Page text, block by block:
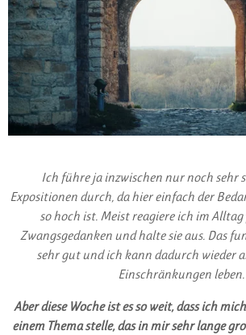
Ich führe ja inzwischen nur noch sehr
Expositionen durch, da hier einfach der
so hoch ist. Meist reagiere ich im
Zwangsgedanken und halte sie aus. Das
sehr gut und ich kann dadurch wieder
Einschränkungen leben.
Aber diese Woche ist es so weit, dass ich
einem Thema stelle, das in mir sehr lange